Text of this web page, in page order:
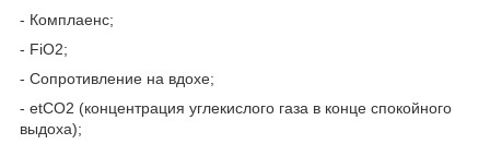
- Комплаенс;
- FiO2;
- Сопротивление на вдохе;
- etCO2 (концентрация углекислого газа в конце спокойного
выдоха);